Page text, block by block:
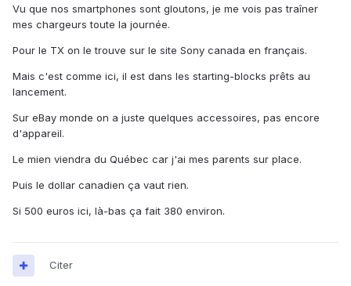
Vu que nos smartphones sont gloutons, je me vois pas traîner
mes chargeurs toute la journée.
Pour le TX on le trouve sur le site Sony canada en français.
Mais c'est comme ici, il est dans les starting-blocks prêts au
lancement.
Sur eBay monde on a juste quelques accessoires, pas encore
d'appareil.
Le mien viendra du Québec car j'ai mes parents sur place.
Puis le dollar canadien ça vaut rien.
Si 500 euros ici, là-bas ça fait 380 environ.
Citer